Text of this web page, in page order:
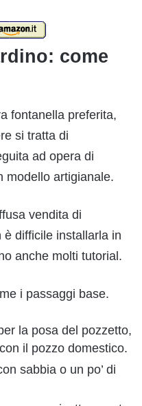
come
fontanella preferita,
si tratta di
ad opera di
modello artigianale.
vendita di
difficile installarla in
anche molti tutorial.
i passaggi base.
la posa del pozzetto,
il pozzo domestico.
sabbia o un po’ di